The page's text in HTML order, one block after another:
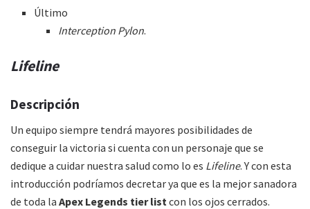
Último
Interception Pylon.
Lifeline
Descripción
Un equipo siempre tendrá mayores posibilidades de
conseguir la victoria si cuenta con un personaje que se
dedique a cuidar nuestra salud como lo es Lifeline. Y con esta
introducción podríamos decretar ya que es la mejor sanadora
de toda la Apex Legends tier list con los ojos cerrados.